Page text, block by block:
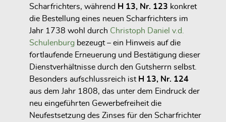
Scharfrichters, während H 13, Nr. 123 konkret
die Bestellung eines neuen Scharfrichters im
Jahr 1738 wohl durch Christoph Daniel v.d.
Schulenburg bezeugt – ein Hinweis auf die
fortlaufende Erneuerung und Bestätigung dieser
Dienstverhältnisse durch den Gutsherrn selbst.
Besonders aufschlussreich ist H 13, Nr. 124
aus dem Jahr 1808, das unter dem Eindruck der
neu eingeführten Gewerbefreiheit die
Neufestsetzung des Zinses für den Scharfrichter